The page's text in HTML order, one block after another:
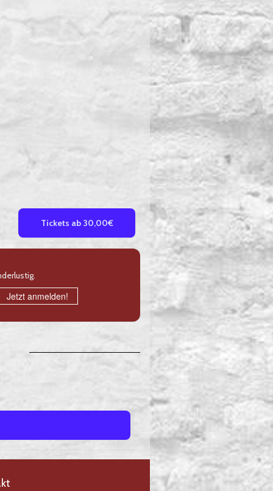
Tickets ab 30,00€
Jetzt anmelden!